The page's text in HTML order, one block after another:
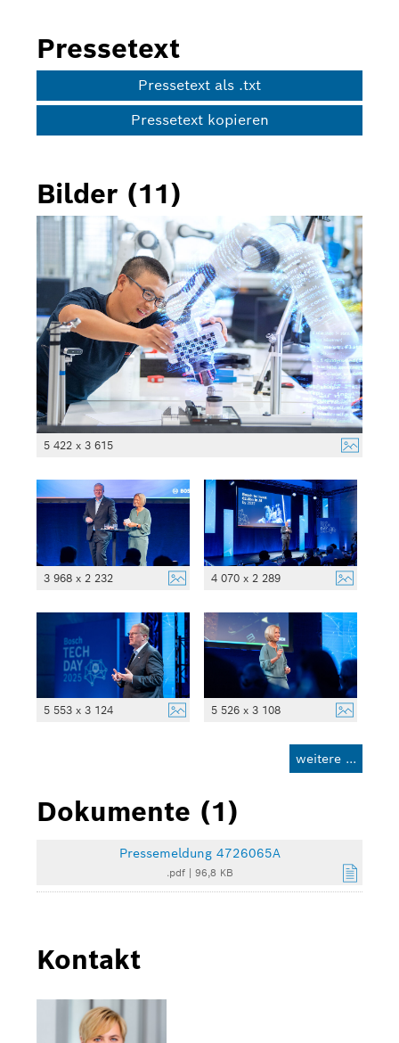
Pressetext
Pressetext als .txt
Pressetext kopieren
Bilder (11)
5 422 x 3 615
3 968 x 2 232 4 070 x 2 289
5 553 x 3 124 5 526 x 3 108
weitere ...
Dokumente (1)
Pressemeldung 4726065A
.pdf| 96,8 KB
Kontakt